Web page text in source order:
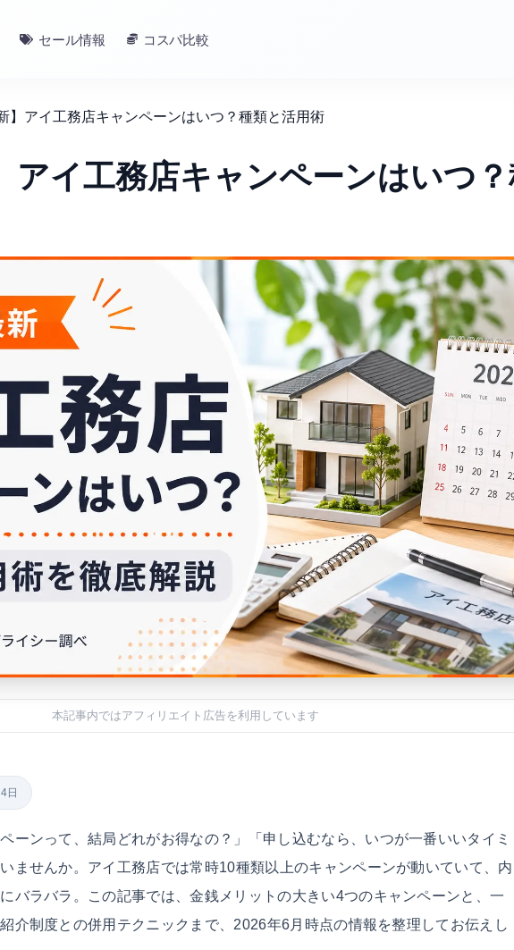
セール情報 コスパ比較
】アイ工務店キャンペーンはいつ？種類と活用術
アイ工務店キャンペーンはいつ
本記事内ではアフィリエイト広告を利用しています
日
ーンって、結局どれがお得なの？」「申し込むなら、いつが一番いいタイミ
ませんか。アイ工務店では常時10種類以上のキャンペーンが動いていて、内
バラバラ。この記事では、金銭メリットの大きい4つのキャンペーンと、一
介制度との併用テクニックまで、2026年6月時点の情報を整理してお伝えし